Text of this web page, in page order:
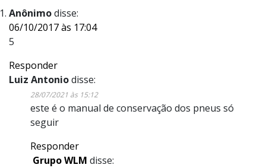
Anônimodisse:
06/10/2017 às 17:04
5
Responder
Luiz Antoniodisse:
28/07/2021 às 15:12
este é o manual de conservação dos pneus só
seguir
Responder
Grupo WLM disse: